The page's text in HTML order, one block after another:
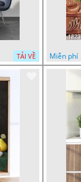
TẢI VỀ
Miễn phí